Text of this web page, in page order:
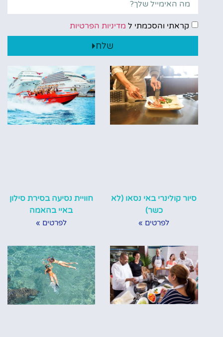
קראתי והסכמתי ל מדיניות הפרטיות
שלח
סיור קולינרי באי נסאו (לא
כשר)
לפרטים »
חוויית נסיעה בסירת סילון
באיי בהאמה
לפרטים »